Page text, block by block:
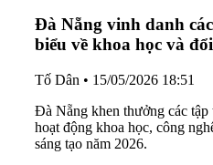
Đà Nẵng vinh danh
biểu về khoa học và
Tố Dân • 15/05/2026 18:51
Đà Nẵng khen thưởng các tập
hoạt động khoa học, công
sáng tạo năm 2026.